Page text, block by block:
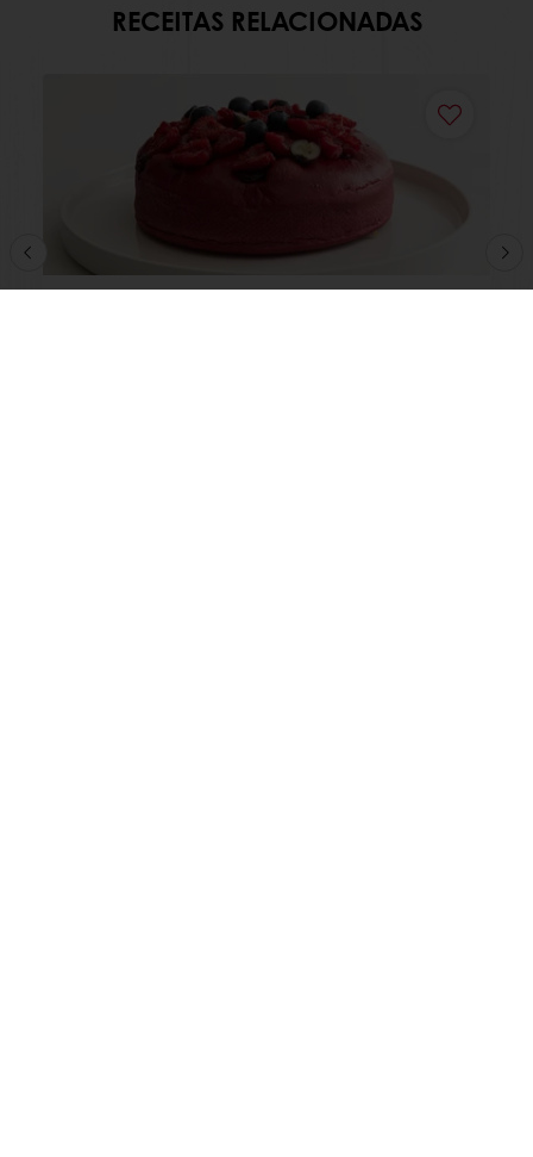
RECEITAS RELACIONADAS